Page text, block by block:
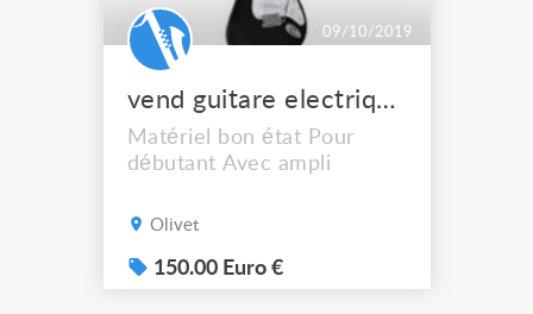
09/10/2019
vend guitare electrique débutant
Matériel bon état Pour
débutant Avec ampli
Olivet
150.00 Euro €